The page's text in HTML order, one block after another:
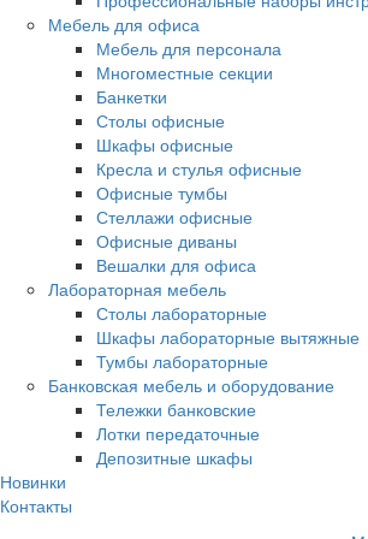
Мебель для офиса
Мебель для персонала
Многоместные секции
Банкетки
Столы офисные
Шкафы офисные
Кресла и стулья офисные
Офисные тумбы
Стеллажи офисные
Офисные диваны
Вешалки для офиса
Лабораторная мебель
Столы лабораторные
Шкафы лабораторные вытяжные
Тумбы лабораторные
Банковская мебель и оборудование
Тележки банковские
Лотки передаточные
Депозитные шкафы
Новинки
Контакты